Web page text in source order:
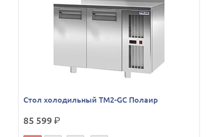
Стол холодильный TM2-GС Полаир
85 599р.